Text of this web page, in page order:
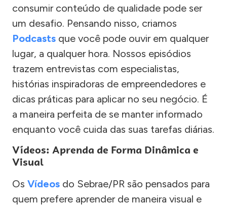
consumir conteúdo de qualidade pode ser
um desafio. Pensando nisso, criamos
Podcasts que você pode ouvir em qualquer
lugar, a qualquer hora. Nossos episódios
trazem entrevistas com especialistas,
histórias inspiradoras de empreendedores e
dicas práticas para aplicar no seu negócio. É
a maneira perfeita de se manter informado
enquanto você cuida das suas tarefas diárias.
Vídeos: Aprenda de Forma Dinâmica e
Visual
Os Vídeos do Sebrae/PR são pensados para
quem prefere aprender de maneira visual e